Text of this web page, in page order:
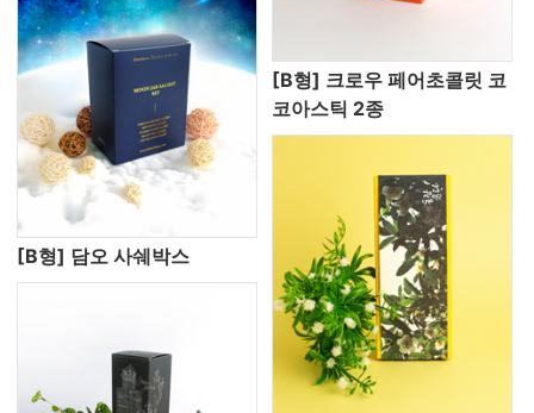
[B형] 담오 사쉐박스
[B형] 크로우 페어초콜릿 코
코아스틱 2종